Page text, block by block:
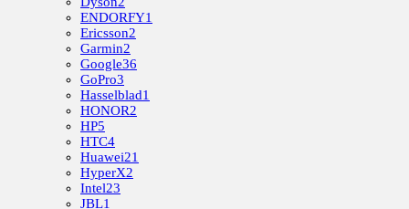
ENDORFY1
Ericsson2
Garmin2
Google36
GoPro3
Hasselblad1
HONOR2
HP5
HTC4
Huawei21
HyperX2
Intel23
JBL1